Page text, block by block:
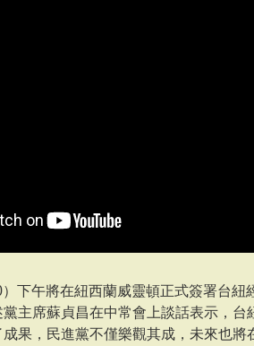
下午將在紐西蘭威靈頓正式簽署台
主席蘇貞昌在中常會上談話表示，
果，民進黨不僅樂觀其成，未來也將